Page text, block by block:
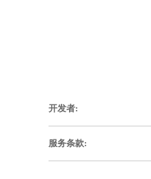
开发者:
服务条款: